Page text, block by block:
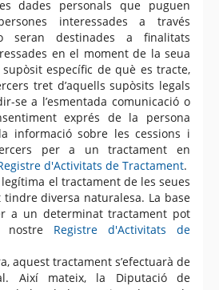
dades personals que puguen
interessades a través
seran destinades a finalitats
en el moment de la seua
específic de què es tracte,
tret d’aquells supòsits legals
se a l’esmentada comunicació o
exprés de la persona
informació sobre les cessions i
per a un tractament en
d'Activitats de Tractament.
el tractament de les seues
diversa naturalesa. La base
a un determinat tractament pot
nostre Registre d'Activitats de
aquest tractament s’efectuarà de
Així mateix, la Diputació de